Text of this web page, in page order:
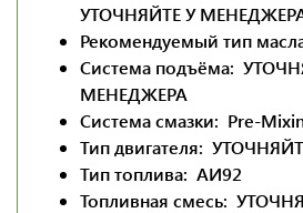
УТОЧНЯЙТЕ У
Рекомендуемый тип
Система подъёма:
МЕНЕДЖЕРА
Система смазки: Pre-
Тип двигателя:
Тип топлива: АИ92
Топливная смесь: